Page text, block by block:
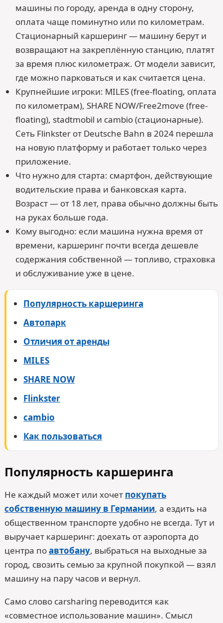
машины по городу, аренда в одну сторону,
оплата чаще поминутно или по километрам.
Стационарный каршеринг — машину берут и
возвращают на закреплённую станцию, платят
за время плюс километраж. От модели зависит,
где можно парковаться и как считается цена.
Крупнейшие игроки: MILES (free-floating, оплата
по километрам), SHARE NOW/Free2move (free-
floating), stadtmobil и cambio (стационарные).
Сеть Flinkster от Deutsche Bahn в 2024 перешла
на новую платформу и работает только через
приложение.
Что нужно для старта: смартфон, действующие
водительские права и банковская карта.
Возраст — от 18 лет, права обычно должны быть
на руках больше года.
Кому выгодно: если машина нужна время от
времени, каршеринг почти всегда дешевле
содержания собственной — топливо, страховка
и обслуживание уже в цене.
Популярность каршеринга
Автопарк
Отличия от аренды
MILES
SHARE NOW
Flinkster
cambio
Как пользоваться
Популярность каршеринга
Не каждый может или хочет покупать
собственную машину в Германии, а ездить на
общественном транспорте удобно не всегда. Тут и
выручает каршеринг: доехать от аэропорта до
центра поавтобану, выбраться на выходные за
город, свозить семью за крупной покупкой — взял
машину на пару часов и вернул.
Само слово carsharing переводится как
«совместное использование машин». Смысл